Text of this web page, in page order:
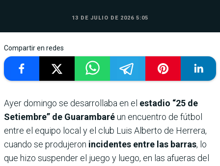
13 DE JULIO DE 2026 5:05
Compartir en redes
Ayer domingo se desarrollaba en el estadio “25 de
Setiembre” de Guarambaréun encuentro de fútbol
entre el equipo local y el club Luis Alberto de Herrera,
cuando se produjeron incidentes entre las barras, lo
que hizo suspender el juego y luego, en las afueras del